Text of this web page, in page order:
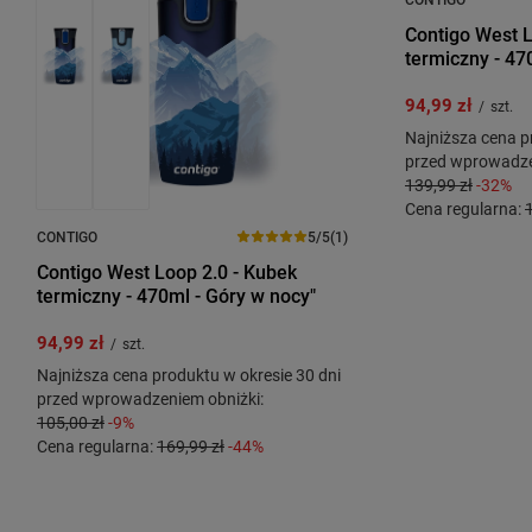
CONTIGO 5/5(1)
Contigo West Loop 2.0 - Kubek
termiczny - 470ml - Góry w nocy"
94,99 zł / szt.
Najniższa cena produktu w okresie 30 dni
przed wprowadzeniem obniżki:
105,00 zł-9%
Cena regularna:169,99 zł-44%
Contigo West
termiczny -
94,99 zł / szt.
Najniższa cena
przed
139,99 zł-32%
Cena regularna: